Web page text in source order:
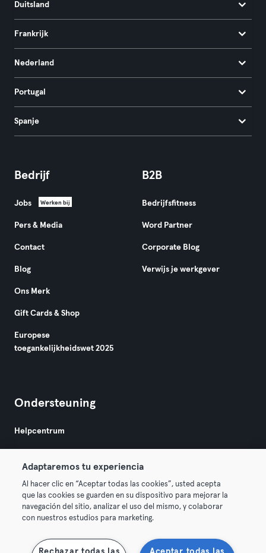
Duitsland
Frankrijk
Nederland
Portugal
Spanje
Bedrijf
Jobs Werken bij
Pers & Media
Contact
Blog
Ons Merk
Gift Cards & Shop
Europese
toegankelijkheidswet 2025
B2B
Bedrijfsfitness
Word Partner
Corporate Blog
Verwijs je werkgever
Ondersteuning
Helpcentrum
Algemene Voorwaarden Privacy
Membership opzeggen Trek hier je contract terug
Adaptaremos tu experiencia
Al hacer clic en “Aceptar todas las cookies”, usted acepta
que las cookies se guarden en su dispositivo para mejorar la
navegación del sitio, analizar el uso del mismo, y colaborar
con nuestros estudios para marketing.